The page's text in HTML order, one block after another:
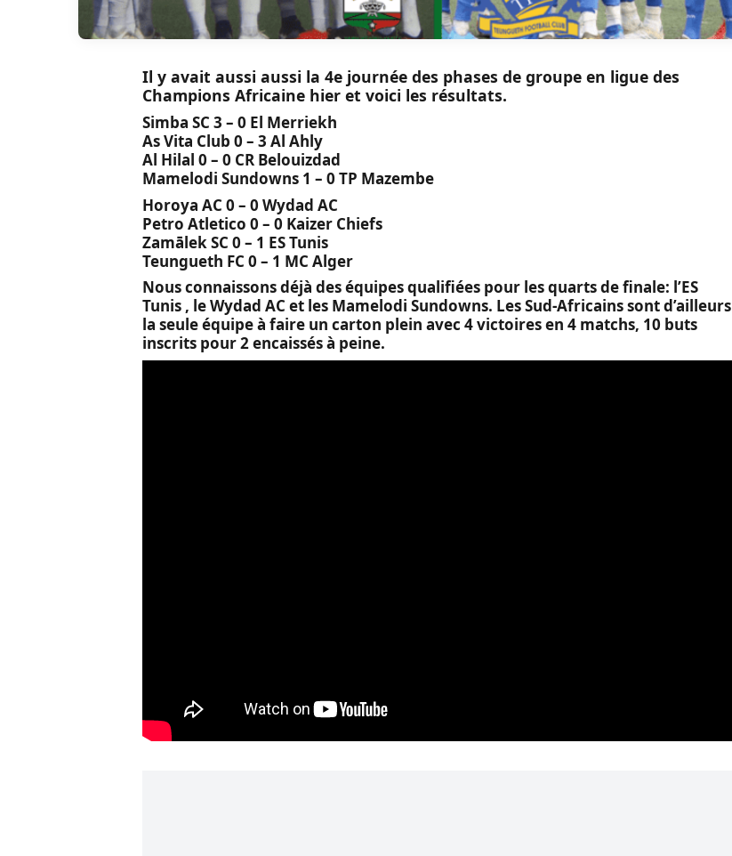
Il y avait aussi aussi la 4e journée des phases de groupe en ligue des
Champions Africaine hier et voici les résultats.
Simba SC 3 – 0 El Merriekh
As Vita Club 0 – 3 Al Ahly
Al Hilal 0 – 0 CR Belouizdad
Mamelodi Sundowns 1 – 0 TP Mazembe
Horoya AC 0 – 0 Wydad AC
Petro Atletico 0 – 0 Kaizer Chiefs
Zamālek SC 0 – 1 ES Tunis
Teungueth FC 0 – 1 MC Alger
Nous connaissons déjà des équipes qualifiées pour les quarts de finale: l’ES
Tunis , le Wydad AC et les Mamelodi Sundowns. Les Sud-Africains sont d’ailleurs
la seule équipe à faire un carton plein avec 4 victoires en 4 matchs, 10 buts
inscrits pour 2 encaissés à peine.